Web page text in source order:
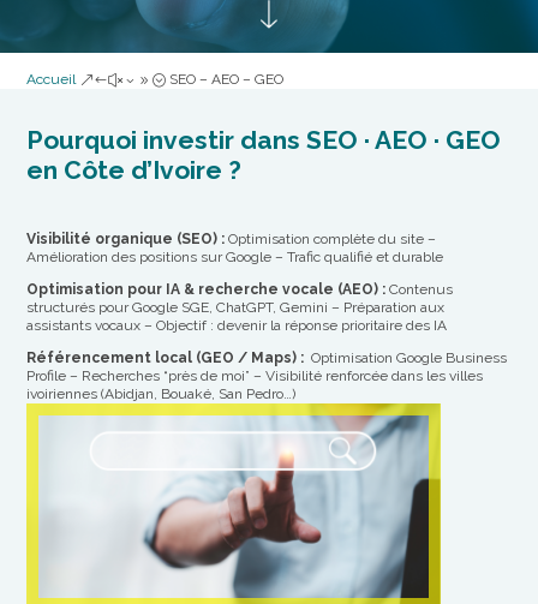
Accueil &#x39; SEO – AEO – GEO
Pourquoi investir dans SEO · AEO · GEO
en Côte d’Ivoire ?
Visibilité organique (SEO) :Optimisation complète du site –
Amélioration des positions sur Google – Trafic qualifié et durable
Optimisation pour IA & recherche vocale (AEO) :Contenus
structurés pour Google SGE, ChatGPT, Gemini – Préparation aux
assistants vocaux – Objectif : devenir la réponse prioritaire des IA
Référencement local (GEO / Maps) :Optimisation Google Business
Profile – Recherches “près de moi” – Visibilité renforcée dans les villes
ivoiriennes (Abidjan, Bouaké, San Pedro…)